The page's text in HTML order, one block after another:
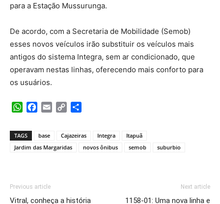
para a Estação Mussurunga.
De acordo, com a Secretaria de Mobilidade (Semob)
esses novos veículos irão substituir os veículos mais
antigos do sistema Integra, sem ar condicionado, que
operavam nestas linhas, oferecendo mais conforto para
os usuários.
WhatsApp
Facebook
Email Copy
TAGS base Cajazeiras Integra
Itapuã
Jardim das Margaridas
novos ônibus semob suburbio
Previous article
Vitral, conheça a história
Next article
1158-01: Uma nova linha e